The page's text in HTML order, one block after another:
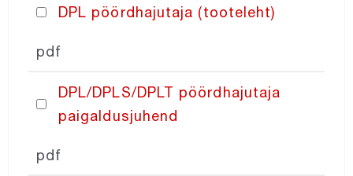
NORDcurtain
NORDcoil
NORDfilter
DPL pöördhajutaja (tooteleht)
pdf
DPL/DPLS/DPLT pöördhajutaja
paigaldusjuhend
pdf